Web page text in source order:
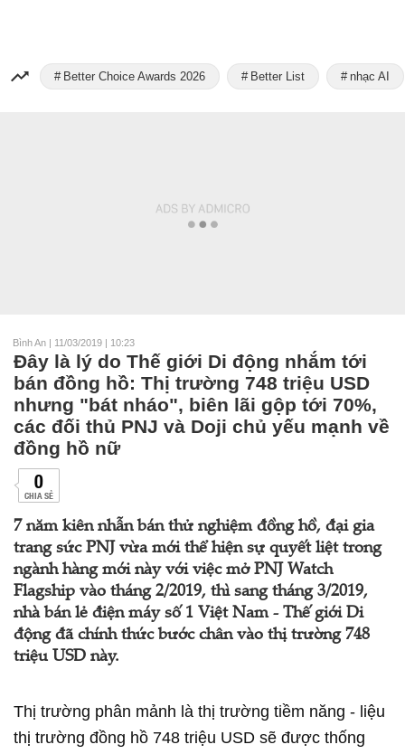
Better Choice Awards 2026 Better List nhạc AI
Bình An | 11/03/2019 | 10:23
Đây là lý do Thế giới Di động nhắm tới
bán đồng hồ: Thị trường 748 triệu USD
nhưng "bát nháo", biên lãi gộp tới 70%,
các đối thủ PNJ và Doji chủ yếu mạnh về
đồng hồ nữ
0
CHIA SẺ
7 năm kiên nhẫn bán thử nghiệm đồng hồ, đại gia
trang sức PNJ vừa mới thể hiện sự quyết liệt trong
ngành hàng mới này với việc mở PNJ Watch
Flagship vào tháng 2/2019, thì sang tháng 3/2019,
nhà bán lẻ điện máy số 1 Việt Nam - Thế giới Di
động đã chính thức bước chân vào thị trường 748
triệu USD này.
Thị trường phân mảnh là thị trường tiềm năng - liệu
thị trường đồng hồ 748 triệu USD sẽ được thống